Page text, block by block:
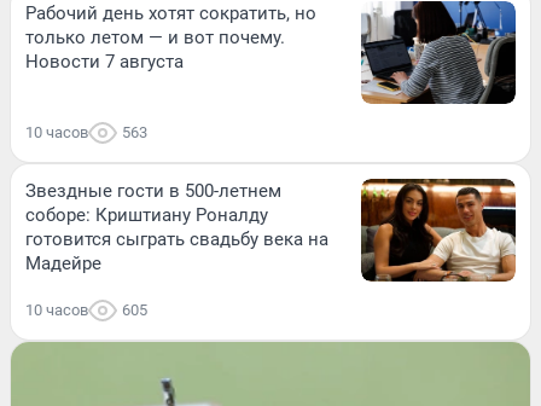
Рабочий день хотят сократить, но
только летом — и вот почему.
Новости 7 августа
10 часов 563
Звездные гости в 500-летнем
соборе: Криштиану Роналду
готовится сыграть свадьбу века на
Мадейре
10 часов 605